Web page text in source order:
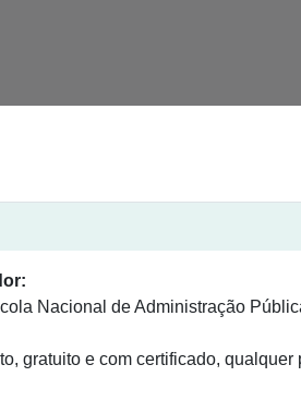
Nacional de Administração
gratuito e com certificado, qualquer